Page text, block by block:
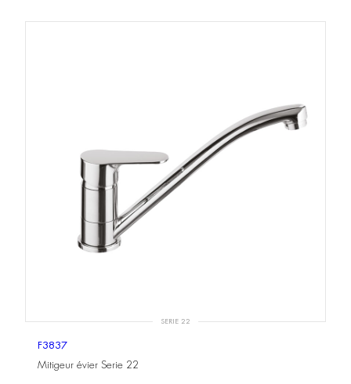
SERIE 22
F3837
Mitigeur évier Serie 22